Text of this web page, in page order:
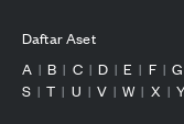
Daftar Aset
A | B | C | D | E | F | G
S | T | U | V | W | X | Y